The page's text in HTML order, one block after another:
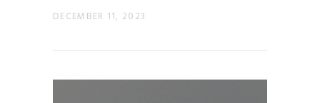
DECEMBER 11, 2023